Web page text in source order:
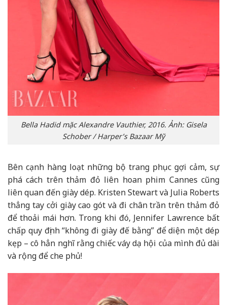
Bella Hadid mặc Alexandre Vauthier, 2016. Ảnh: Gisela
Schober / Harper’s Bazaar Mỹ
Bên cạnh hàng loạt những bộ trang phục gợi cảm, sự
phá cách trên thảm đỏ liên hoan phim Cannes cũng
liên quan đến giày dép. Kristen Stewart và Julia Roberts
thẳng tay cởi giày cao gót và đi chân trần trên thảm đỏ
để thoải mái hơn. Trong khi đó, Jennifer Lawrence bất
chấp quy định “không đi giày đế bằng” để diện một dép
kẹp – cô hẳn nghĩ rằng chiếc váy dạ hội của mình đủ dài
và rộng để che phủ!